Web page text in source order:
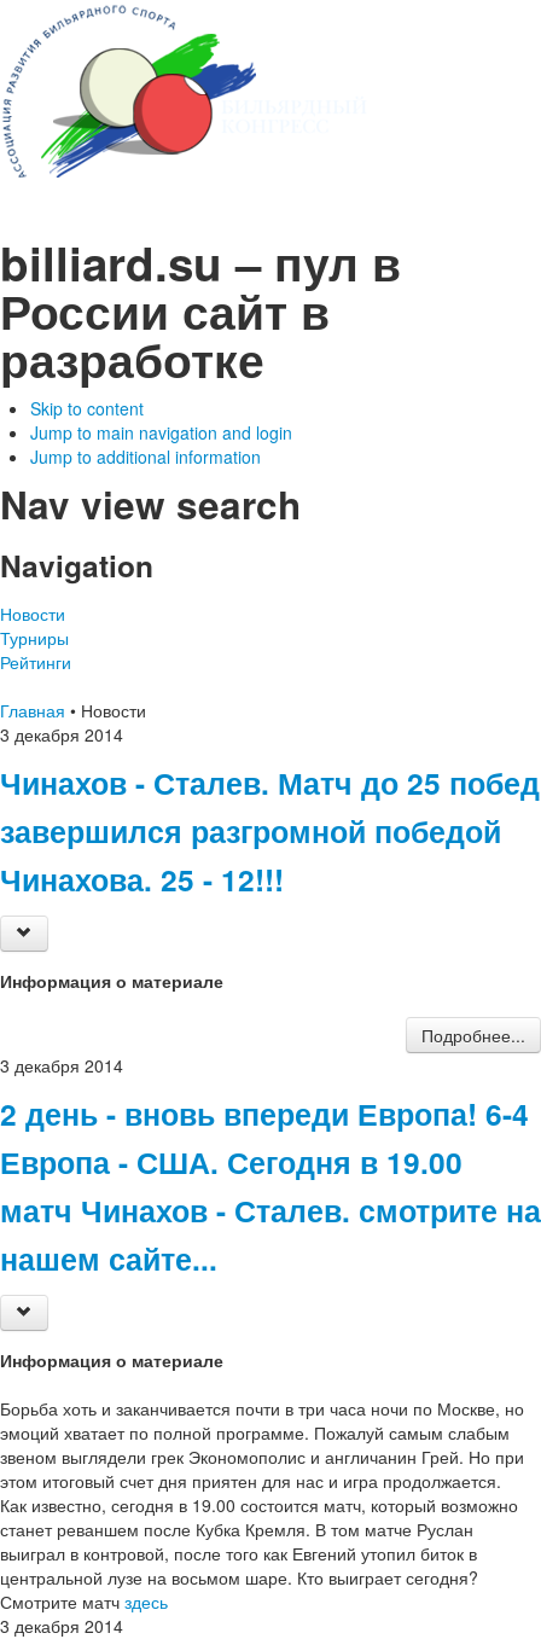
billiard.su – пул в
России сайт в
разработке
Skip to content
Jump to main navigation and login
Jump to additional information
Nav view search
Navigation
Новости
Турниры
Рейтинги
Главная • Новости
3 декабря 2014
Чинахов - Сталев. Матч до 25 побед
завершился разгромной победой
Чинахова. 25 - 12!!!
Информация о материале
Подробнее...
3 декабря 2014
2 день - вновь впереди Европа! 6-4
Европа - США. Сегодня в 19.00
матч Чинахов - Сталев. смотрите на
нашем сайте...
Информация о материале
Борьба хоть и заканчивается почти в три часа ночи по Москве, но
эмоций хватает по полной программе. Пожалуй самым слабым
звеном выглядели грек Экономополис и англичанин Грей. Но при
этом итоговый счет дня приятен для нас и игра продолжается.
Как известно, сегодня в 19.00 состоится матч, который возможно
станет реваншем после Кубка Кремля. В том матче Руслан
выиграл в контровой, после того как Евгений утопил биток в
центральной лузе на восьмом шаре. Кто выиграет сегодня?
Смотрите матч здесь
3 декабря 2014